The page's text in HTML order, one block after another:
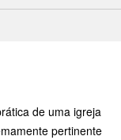
de uma igreja
pertinente